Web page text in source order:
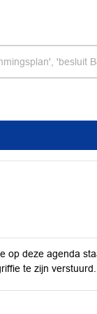
op deze agenda
te zijn verstuurd.